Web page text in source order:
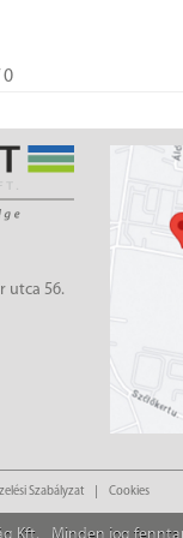
0
utca 56.
Szabályzat Cookies